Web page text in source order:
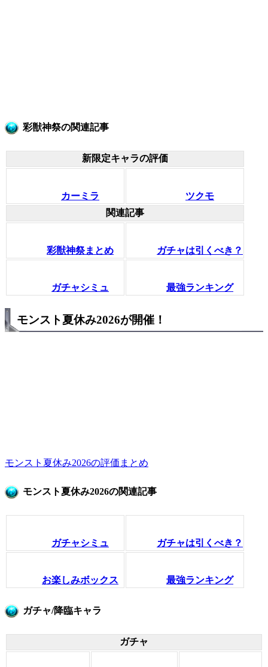
彩獣神祭の関連記事
新限定キャラの評価
カーミラ
ツクモ
関連記事
彩獣神祭まとめ ガチャは引くべき？
ガチャシミュ 最強ランキング
モンスト夏休み2026が開催！
モンスト夏休み2026の評価まとめ
モンスト夏休み2026の関連記事
ガチャシミュ ガチャは引くべき？
お楽しみボックス 最強ランキング
ガチャ/降臨キャラ
ガチャ